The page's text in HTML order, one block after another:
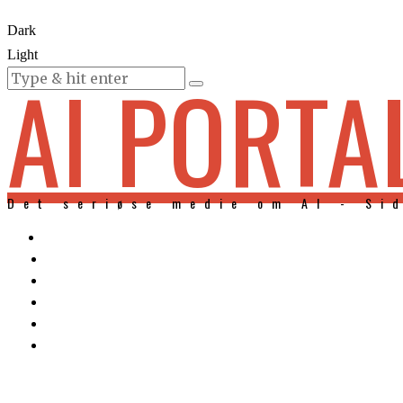
Dark
Light
KURSER
AI
Det seriøse medie om AI -